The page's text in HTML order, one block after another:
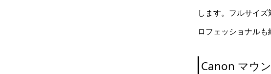
します。フルサイ
ロフェッショナルも
Canon マウ